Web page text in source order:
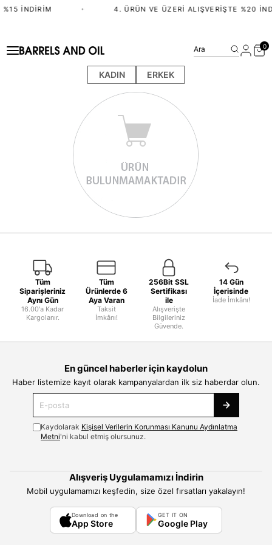
İNDIRIM • 4. ÜRÜN VE ÜZERI ALIŞVERIŞTE %20
KADIN ERKEK
Ara 0
Tüm
Siparişleriniz
Aynı Gün
16.00'a Kadar
Kargolanır.
Tüm
Ürünlerde 6
Aya Varan
Taksit
İmkânı!
256Bit SSL
Sertifikası
ile
Alışverişte
Bilgileriniz
Güvende.
14 Gün
İçerisinde
İade İmkânı!
En güncel haberler için kaydolun
Haber listemize kayıt olarak kampanyalardan ilk siz haberdar olun.
Kaydolarak Kişisel Verilerin Korunması Kanunu Aydınlatma
Metni'ni kabul etmiş olursunuz.
Alışveriş Uygulamamızı İndirin
Mobil uygulamamızı keşfedin, size özel fırsatları yakalayın!
Download on the
App Store
GET IT ON
Google Play